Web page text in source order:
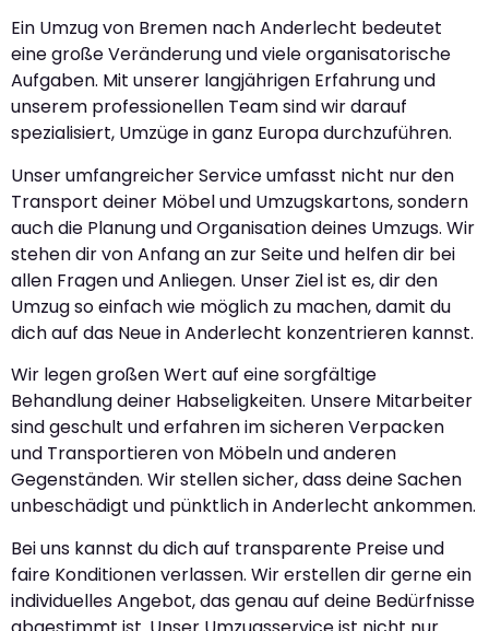
Ein Umzug von Bremen nach Anderlecht bedeutet
eine große Veränderung und viele organisatorische
Aufgaben. Mit unserer langjährigen Erfahrung und
unserem professionellen Team sind wir darauf
spezialisiert, Umzüge in ganz Europa durchzuführen.
Unser umfangreicher Service umfasst nicht nur den
Transport deiner Möbel und Umzugskartons, sondern
auch die Planung und Organisation deines Umzugs. Wir
stehen dir von Anfang an zur Seite und helfen dir bei
allen Fragen und Anliegen. Unser Ziel ist es, dir den
Umzug so einfach wie möglich zu machen, damit du
dich auf das Neue in Anderlecht konzentrieren kannst.
Wir legen großen Wert auf eine sorgfältige
Behandlung deiner Habseligkeiten. Unsere Mitarbeiter
sind geschult und erfahren im sicheren Verpacken
und Transportieren von Möbeln und anderen
Gegenständen. Wir stellen sicher, dass deine Sachen
unbeschädigt und pünktlich in Anderlecht ankommen.
Bei uns kannst du dich auf transparente Preise und
faire Konditionen verlassen. Wir erstellen dir gerne ein
individuelles Angebot, das genau auf deine Bedürfnisse